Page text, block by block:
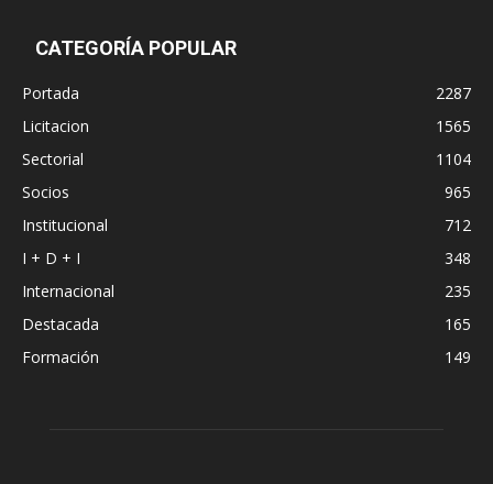
CATEGORÍA POPULAR
Portada
2287
Licitacion
1565
Sectorial
1104
Socios
965
Institucional
712
I + D + I
348
Internacional
235
Destacada
165
Formación
149